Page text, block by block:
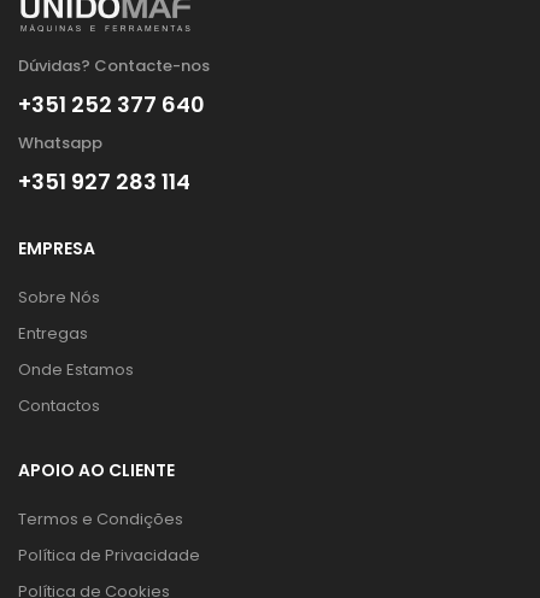
Dúvidas? Contacte-nos
+351 252 377 640
Whatsapp
+351 927 283 114
EMPRESA
Sobre Nós
Entregas
Onde Estamos
Contactos
APOIO AO CLIENTE
Termos e Condições
Política de Privacidade
Política de Cookies